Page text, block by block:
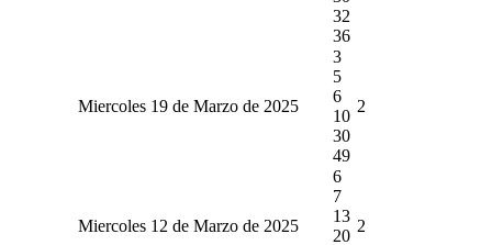
32
36
Miercoles 19 de Marzo de 2025
3
5
6
10
30
49
2
Miercoles 12 de Marzo de 2025
6
7
13
20
2